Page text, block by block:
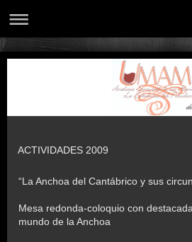
ACTIVIDADES 2009
“La Anchoa del Cantábrico y sus
Mesa redonda-coloquio con
mundo de la Anchoa